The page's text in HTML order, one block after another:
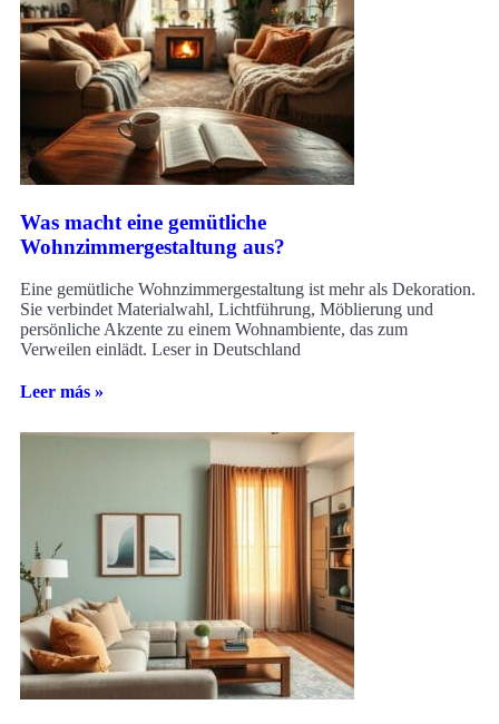
Was macht eine gemütliche
Wohnzimmergestaltung aus?
Eine gemütliche Wohnzimmergestaltung ist mehr als Dekoration.
Sie verbindet Materialwahl, Lichtführung, Möblierung und
persönliche Akzente zu einem Wohnambiente, das zum
Verweilen einlädt. Leser in Deutschland
Leer más »